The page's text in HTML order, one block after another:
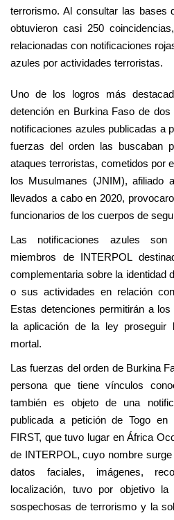
terrorismo. Al consultar las bases
obtuvieron casi 250
relacionadas con notificaciones
azules por actividades terroristas.
Uno de los logros más
detención en Burkina Faso de
notificaciones azules publicadas a
fuerzas del orden las buscaban
ataques terroristas, cometidos por
los Musulmanes (JNIM), afiliado
llevados a cabo en 2020,
funcionarios de los cuerpos de
Las notificaciones azules
miembros de INTERPOL
complementaria sobre la identidad
o sus actividades en relación
Estas detenciones permitirán a
la aplicación de la ley proseguir
mortal.
Las fuerzas del orden de Burkina
persona que tiene vínculos
también es objeto de una
publicada a petición de Togo en
FIRST, que tuvo lugar en África
de INTERPOL, cuyo nombre
datos faciales, imágenes,
localización, tuvo por objetivo la
sospechosas de terrorismo y la